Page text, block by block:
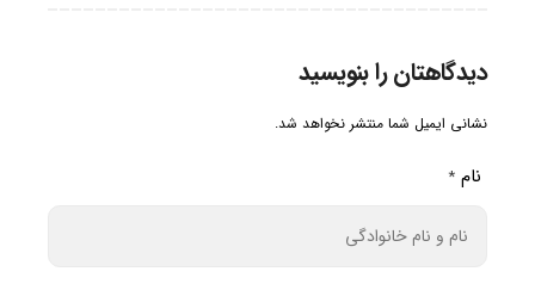
دیدگاهتان را بنویسید
نشانی ایمیل شما منتشر نخواهد شد.
نام *